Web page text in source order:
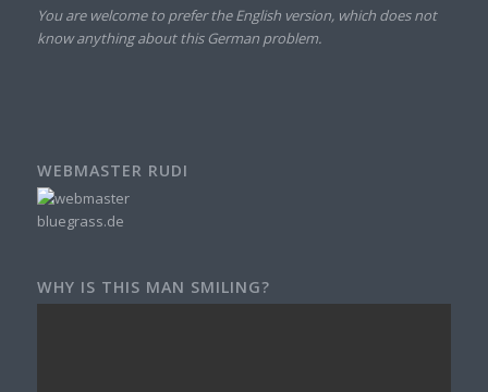
You are welcome to prefer the English version, which does not
know anything about this German problem.
WEBMASTER RUDI
WHY IS THIS MAN SMILING?